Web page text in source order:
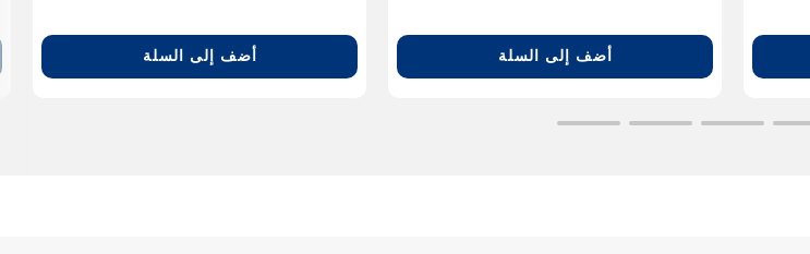
أضف إلى السلة أضف إلى السلة